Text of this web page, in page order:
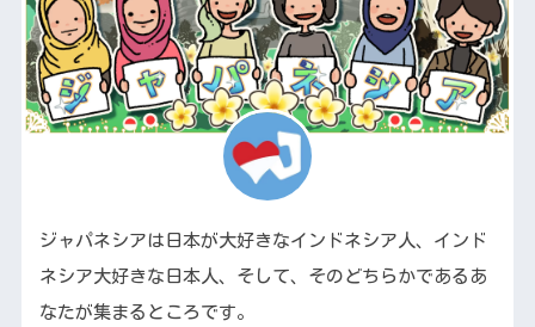
ジャパネシアは日本が大好きなインドネシア人、インド
ネシア大好きな日本人、そして、そのどちらかであるあ
なたが集まるところです。